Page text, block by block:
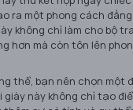
ra một phong cách
không chỉ làm cho bộ
hơn mà còn tôn lên
thể, bạn nên chọn một
giày này không chỉ tạo